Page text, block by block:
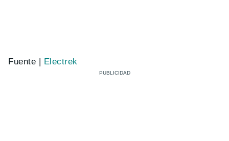
Fuente | Electrek